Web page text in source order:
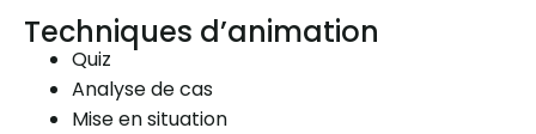
Techniques d’animation
Quiz
Analyse de cas
Mise en situation